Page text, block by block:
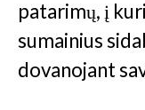
patarimų, į
sumainius
dovanojant